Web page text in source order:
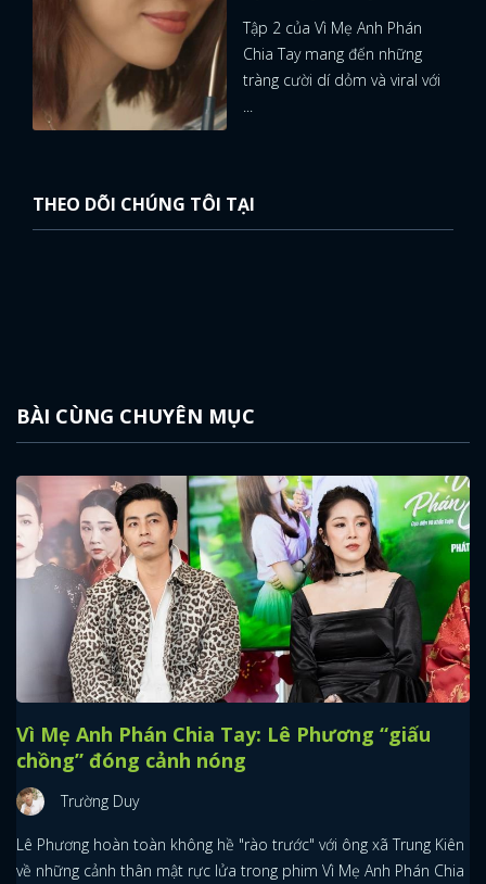
Tập 2 của Vì Mẹ Anh Phán
Chia Tay mang đến những
tràng cười dí dỏm và viral với
THEO DÕI CHÚNG TÔI TẠI
BÀI CÙNG CHUYÊN MỤC
Vì Mẹ Anh Phán Chia Tay: Lê Phương “giấu
chồng” đóng cảnh nóng
Trường Duy
Lê Phương hoàn toàn không hề "rào trước" với ông xã Trung Kiên
về những cảnh thân mật rực lửa trong phim Vì Mẹ Anh Phán Chia